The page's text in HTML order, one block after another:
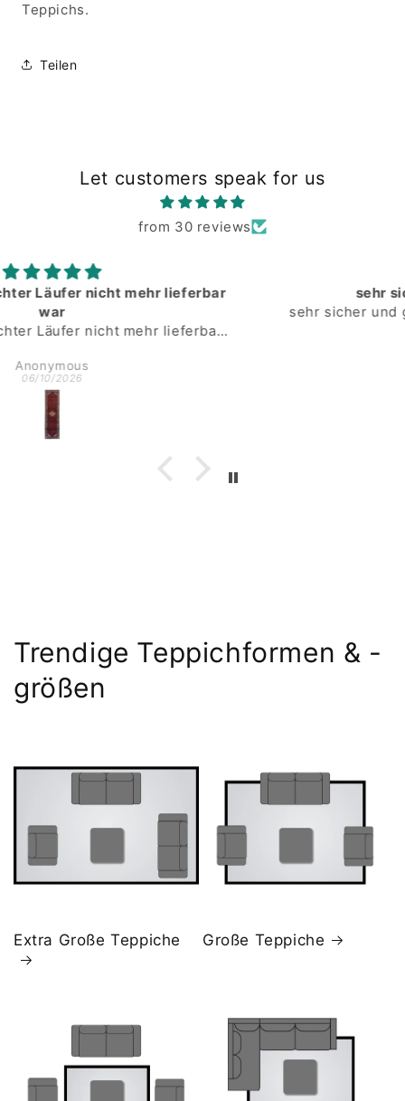
Teppichs.
Teilen
Let customers speak for us
from 30 reviews
sehr sicher und gut verpackt
sehr sicher und gut verpackt. schneller Versand.
Trendige Teppichformen & -
größen
Extra Große Teppiche Große Teppiche